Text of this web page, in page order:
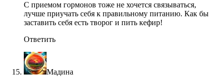
С приемом гормонов тоже не хочется связываться,
лучше приучать себя к правильному питанию. Как бы
заставить себя есть творог и пить кефир!
Ответить
Мадина